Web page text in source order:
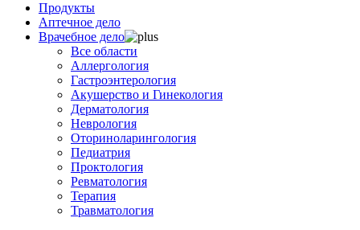
Продукты
Аптечное дело
Врачебное дело
Все области
Аллергология
Гастроэнтерология
Акушерство и Гинекология
Дерматология
Неврология
Оториноларингология
Педиатрия
Проктология
Ревматология
Терапия
Травматология